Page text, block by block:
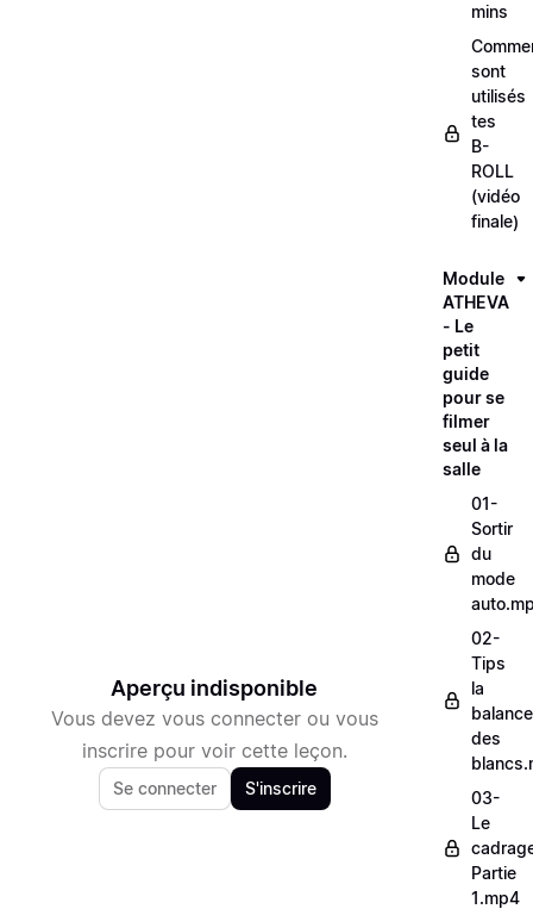
Aperçu indisponible
Vous devez vous connecter ou vous
inscrire pour voir cette leçon.
Se connecter S'inscrire
mins
sont
utilisés
tes
B-
ROLL
(vidéo
finale)
Module
ATHEVA
- Le
petit
guide
pour se
filmer
seul à la
salle
01-
Sortir
du
mode
02-
Tips
la
balance
des
03-
Le
Partie
1.mp4